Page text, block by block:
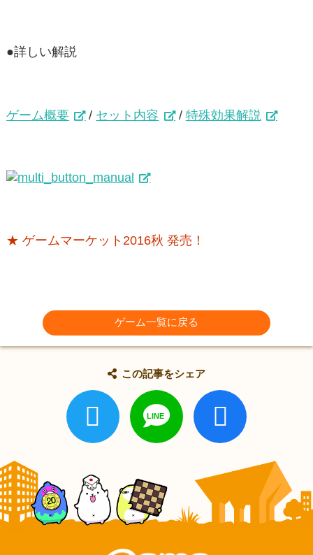
●詳しい解説
ゲーム概要 / セット内容 / 特殊効果解説
★ ゲームマーケット2016秋 発売！
ゲーム一覧に戻る
この記事をシェア